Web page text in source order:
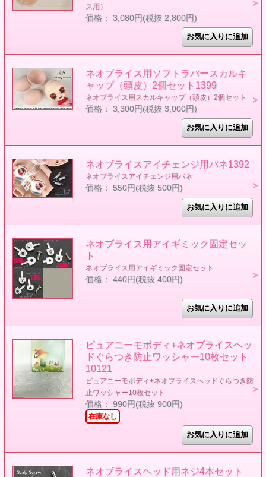
ス用）
価格： 3,080円(税抜 2,800円)
ネオブライス用ソフトラバースカルキ
ャップ（頭皮）2個セット1399
ネオブライス用スカルキャップ（頭皮）2個セット
価格： 3,300円(税抜 3,000円)
ネオブライスアイチェンジ用バネ1392
ネオブライスアイチェンジ用バネ
価格： 550円(税抜 500円)
ネオブライス用アイギミック固定セッ
ト
ネオブライス用アイギミック固定セット
価格： 440円(税抜 400円)
ピュアニーモボディ+ネオブライスヘッ
ドぐらつき防止ワッシャー10枚セット
10121
ピュアニーモボディ+ネオブライスヘッドぐらつき防
止ワッシャー10枚セット
価格： 990円(税抜 900円)
在庫なし
ネオブライスヘッド用ネジ4本セット